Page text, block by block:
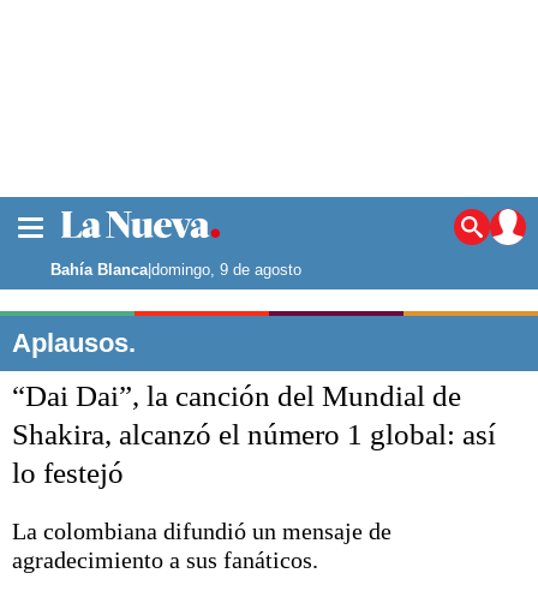
Noticias
La ciudad
Punta Alta
El mundo
Seguridad
Deportes
Liga del Sur
Básquetbol
Bahía Blanca|domingo, 9 de agosto
Aplausos.
“Dai Dai”, la canción del Mundial de
Shakira, alcanzó el número 1 global: así
lo festejó
La colombiana difundió un mensaje de
agradecimiento a sus fanáticos.